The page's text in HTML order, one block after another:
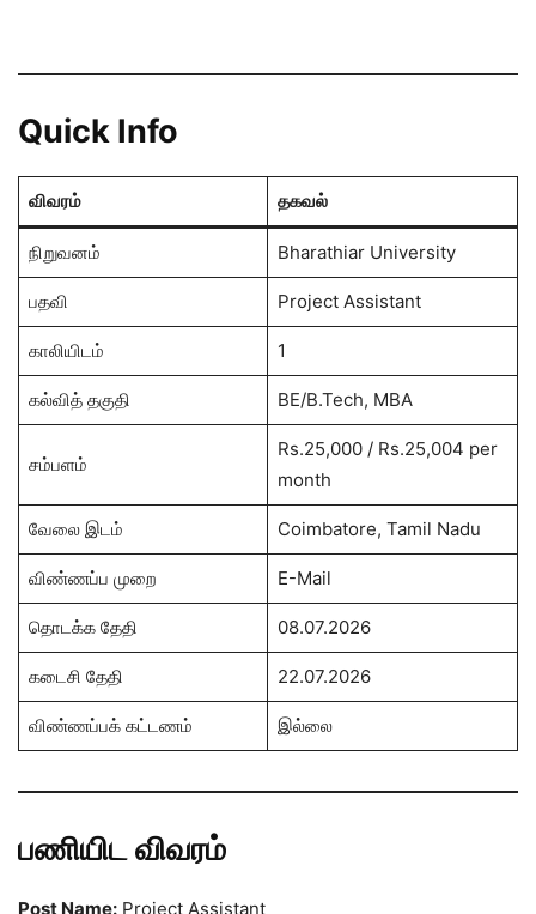
Quick Info
விவரம் தகவல்
நிறுவனம் Bharathiar University
பதவி Project Assistant
காலியிடம் 1
கல்வித் தகுதி BE/B.Tech, MBA
சம்பளம்
Rs.25,000 / Rs.25,004 per
month
வேலை இடம் Coimbatore, Tamil Nadu
விண்ணப்ப முறை E-Mail
தொடக்க தேதி 08.07.2026
கடைசி தேதி 22.07.2026
விண்ணப்பக் கட்டணம் இல்லை
பணியிட விவரம்
Post Name: Project Assistant